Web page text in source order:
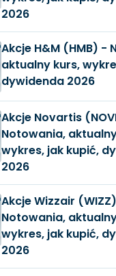
2026
Akcje H&M (HMB) - Notowania,
aktualny kurs,
dywidenda 2026
Akcje Novartis
Notowania,
wykres, jak kupić,
2026
Akcje Wizzair (WIZZ) -
Notowania,
wykres, jak kupić,
2026